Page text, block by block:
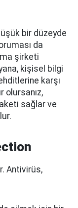
bir düzeyde
da
şirketi
kişisel bilgi
karşı
olursanız,
sağlar ve
Antivirüs,